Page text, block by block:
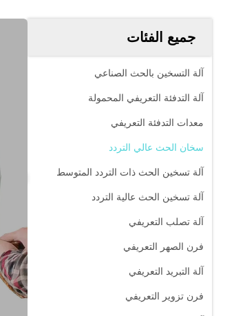
جميع الفئات
آلة التسخين بالحث الصناعي
آلة التدفئة التعريفي المحمولة
معدات التدفئة التعريفي
سخان الحث عالي التردد
آلة تسخين الحث ذات التردد المتوسط
آلة تسخين الحث عالية التردد
آلة تصلب التعريفي
فرن الصهر التعريفي
آلة التبريد التعريفي
فرن تزوير التعريفي